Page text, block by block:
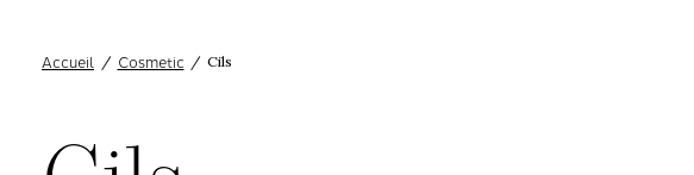
Accueil / Cosmetic / Cils